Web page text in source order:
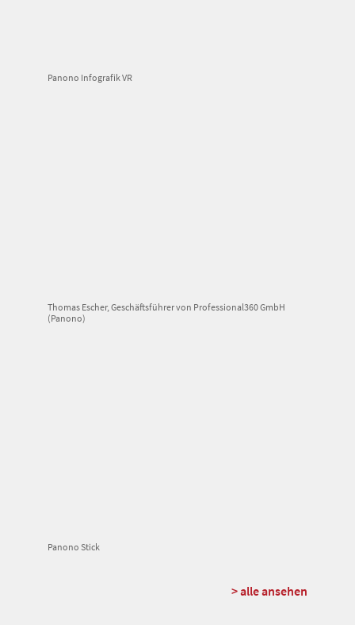
Panono Infografik VR
Thomas Escher, Geschäftsführer von Professional360 GmbH
(Panono)
Panono Stick
> alle ansehen